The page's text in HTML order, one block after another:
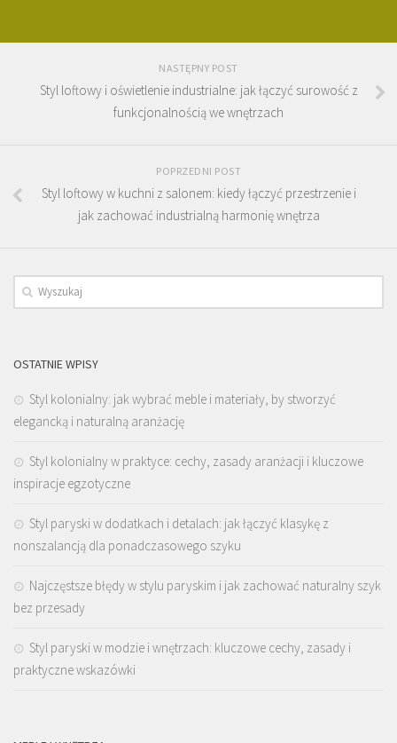
NASTĘPNY POST
Styl loftowy i oświetlenie industrialne: jak łączyć surowość z
funkcjonalnością we wnętrzach
POPRZEDNI POST
Styl loftowy w kuchni z salonem: kiedy łączyć przestrzenie i
jak zachować industrialną harmonię wnętrza
OSTATNIE WPISY
Styl kolonialny: jak wybrać meble i materiały, by stworzyć
elegancką i naturalną aranżację
Styl kolonialny w praktyce: cechy, zasady aranżacji i kluczowe
inspiracje egzotyczne
Styl paryski w dodatkach i detalach: jak łączyć klasykę z
nonszalancją dla ponadczasowego szyku
Najczęstsze błędy w stylu paryskim i jak zachować naturalny szyk
bez przesady
Styl paryski w modzie i wnętrzach: kluczowe cechy, zasady i
praktyczne wskazówki